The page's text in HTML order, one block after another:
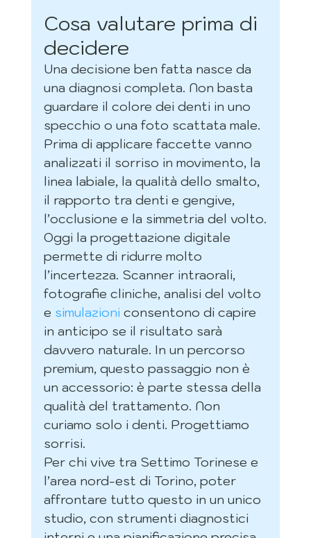
Cosa valutare prima di
decidere
Una decisione ben fatta nasce da
una diagnosi completa. Non basta
guardare il colore dei denti in uno
specchio o una foto scattata male.
Prima di applicare faccette vanno
analizzati il sorriso in movimento, la
linea labiale, la qualità dello smalto,
il rapporto tra denti e gengive,
l’occlusione e la simmetria del volto.
Oggi la progettazione digitale
permette di ridurre molto
l’incertezza. Scanner intraorali,
fotografie cliniche, analisi del volto
e simulazioni consentono di capire
in anticipo se il risultato sarà
davvero naturale. In un percorso
premium, questo passaggio non è
un accessorio: è parte stessa della
qualità del trattamento. Non
curiamo solo i denti. Progettiamo
sorrisi.
Per chi vive tra Settimo Torinese e
l’area nord-est di Torino, poter
affrontare tutto questo in un unico
studio, con strumenti diagnostici